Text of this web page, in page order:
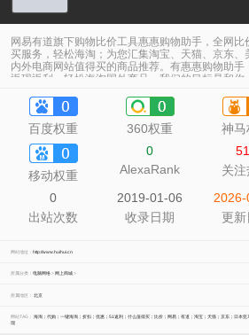
网易有道旗下购物比价工具惠惠购物助手，全网
买服务，轻松海淘；为您汇集淘宝、天猫、京东、
内外电商网站值得买的商品推荐。有惠惠购物助
返现返利，轻松海淘国外商品。我们的目标是和
百度权重 360权重 神
移动权重
0
AlexaRank
关注
0
出站次数
2019-01-06
收录日期
更新
网站地址： http://www.huihui.cn
所属分类： 电脑网络> 网上商城 >
所属地区： 北京
网站TAG： 海淘；代购；一键海淘；折扣；优惠；51返利；什么值得买；比价；网易；有道；淘宝；天猫；京东；日本
现